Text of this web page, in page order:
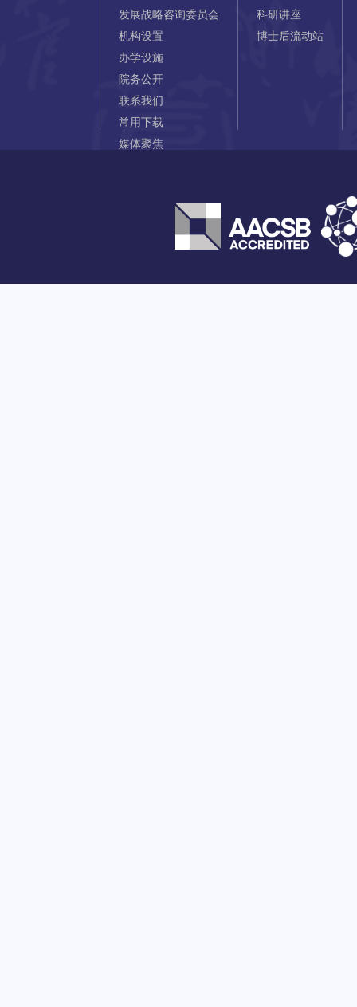
发展战略咨询委员会
机构设置
办学设施
院务公开
联系我们
常用下载
媒体聚焦
科研讲座
博士后流动站